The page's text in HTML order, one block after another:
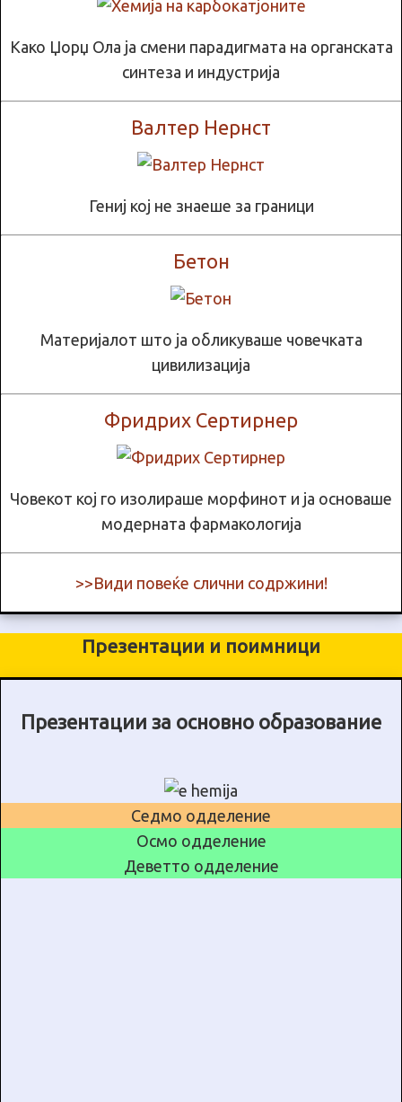
Како Џорџ Ола ја смени парадигмата на органската
синтеза и индустрија
Валтер Нернст
Гениј кој не знаеше за граници
Бетон
Материјалот што ја обликуваше човечката
цивилизација
Фридрих Сертирнер
Човекот кој го изолираше морфинот и ја основаше
модерната фармакологија
>>Види повеќе слични содржини!
Презентации и поимници
Презентации за основно образование
Седмо одделение
Осмо одделение
Деветто одделение